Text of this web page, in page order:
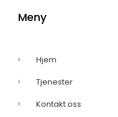
Meny
Hjem
Tjenester
Kontakt oss